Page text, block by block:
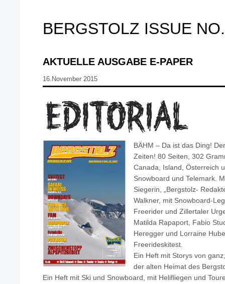
BERGSTOLZ ISSUE
AKTUELLE AUSGABE E-PAPER
16.November 2015
BÄHM – Da ist das Ding!
Zeiten! 80 Seiten, 302
Canada, Island, Österreich
Snowboard und Telemark.
Siegerin, „Bergstolz-
Walkner, mit Snowboard-
Freerider und Zillertaler
Matilda Rapaport, Fabio
Heregger und Lorraine
Freerideskitest.
Ein Heft mit Storys von
der alten Heimat des
Ein Heft mit Ski und Snowboard, mit Helifliegen und